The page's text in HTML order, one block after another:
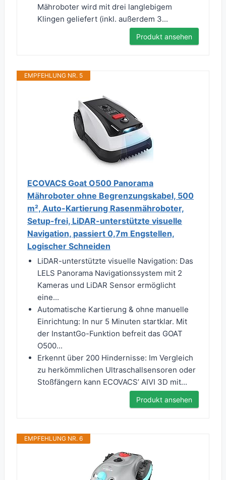
Mähroboter wird mit drei langlebigem
Klingen geliefert (inkl. außerdem 3...
Produkt ansehen
EMPFEHLUNG NR. 5
ECOVACS Goat O500 Panorama
Mähroboter ohne Begrenzungskabel, 500
m², Auto-Kartierung Rasenmähroboter,
Setup-frei, LiDAR-unterstützte visuelle
Navigation, passiert 0,7m Engstellen,
Logischer Schneiden
LiDAR-unterstützte visuelle Navigation: Das
LELS Panorama Navigationssystem mit 2
Kameras und LiDAR Sensor ermöglicht
eine...
Automatische Kartierung & ohne manuelle
Einrichtung: In nur 5 Minuten startklar. Mit
der InstantGo-Funktion befreit das GOAT
O500...
Erkennt über 200 Hindernisse: Im Vergleich
zu herkömmlichen Ultraschallsensoren oder
Stoßfängern kann ECOVACS’ AIVI 3D mit...
Produkt ansehen
EMPFEHLUNG NR. 6